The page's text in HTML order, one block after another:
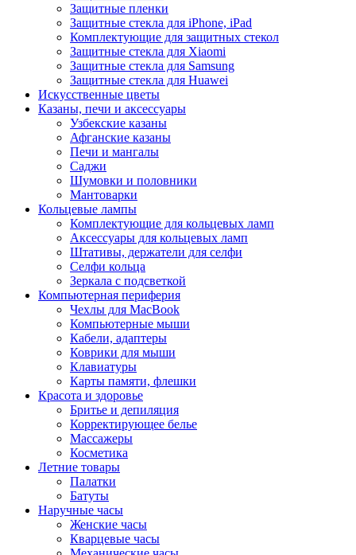
Защитные пленки
Защитные стекла для iPhone, iPad
Комплектующие для защитных стекол
Защитные стекла для Xiaomi
Защитные стекла для Samsung
Защитные стекла для Huawei
Искусственные цветы
Казаны, печи и аксессуары
Узбекские казаны
Афганские казаны
Печи и мангалы
Саджи
Шумовки и половники
Мантоварки
Кольцевые лампы
Комплектующие для кольцевых ламп
Аксессуары для кольцевых ламп
Штативы, держатели для селфи
Селфи кольца
Зеркала с подсветкой
Компьютерная периферия
Чехлы для MacBook
Компьютерные мыши
Кабели, адаптеры
Коврики для мыши
Клавиатуры
Карты памяти, флешки
Красота и здоровье
Бритье и депиляция
Корректирующее белье
Массажеры
Косметика
Летние товары
Палатки
Батуты
Наручные часы
Женские часы
Кварцевые часы